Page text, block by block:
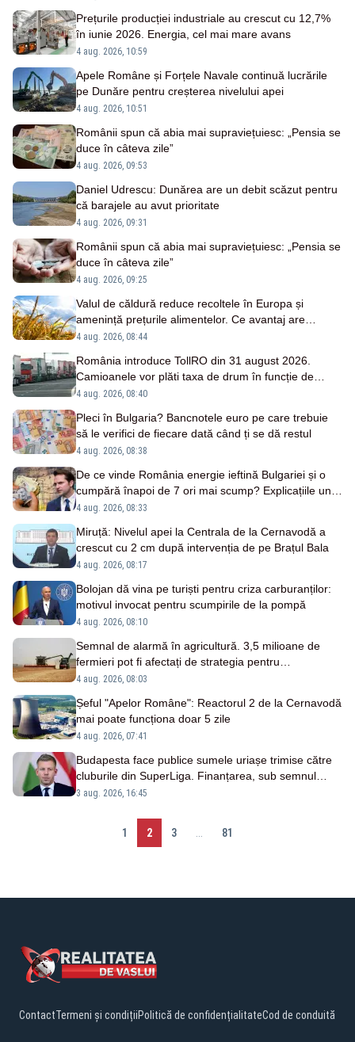
Prețurile producției industriale au crescut cu 12,7%
în iunie 2026. Energia, cel mai mare avans
4 aug. 2026, 10:59
Apele Române și Forțele Navale continuă lucrările
pe Dunăre pentru creșterea nivelului apei
4 aug. 2026, 10:51
Românii spun că abia mai supraviețuiesc: „Pensia se
duce în câteva zile”
4 aug. 2026, 09:53
Daniel Udrescu: Dunărea are un debit scăzut pentru
că barajele au avut prioritate
4 aug. 2026, 09:31
Românii spun că abia mai supraviețuiesc: „Pensia se
duce în câteva zile”
4 aug. 2026, 09:25
Valul de căldură reduce recoltele în Europa și
amenință prețurile alimentelor. Ce avantaj are
România
4 aug. 2026, 08:44
România introduce TollRO din 31 august 2026.
Camioanele vor plăti taxa de drum în funcție de
kilometrii parcurși
4 aug. 2026, 08:40
Pleci în Bulgaria? Bancnotele euro pe care trebuie
să le verifici de fiecare dată când ți se dă restul
4 aug. 2026, 08:38
De ce vinde România energie ieftină Bulgariei și o
cumpără înapoi de 7 ori mai scump? Explicațiile unui
fost ministru
4 aug. 2026, 08:33
Miruță: Nivelul apei la Centrala de la Cernavodă a
crescut cu 2 cm după intervenția de pe Brațul Bala
4 aug. 2026, 08:17
Bolojan dă vina pe turiști pentru criza carburanților:
motivul invocat pentru scumpirile de la pompă
4 aug. 2026, 08:10
Semnal de alarmă în agricultură. 3,5 milioane de
fermieri pot fi afectați de strategia pentru
conservarea biodiversității
4 aug. 2026, 08:03
Șeful "Apelor Române": Reactorul 2 de la Cernavodă
mai poate funcționa doar 5 zile
4 aug. 2026, 07:41
Budapesta face publice sumele uriașe trimise către
cluburile din SuperLiga. Finanțarea, sub semnul
întrebării
3 aug. 2026, 16:45
1 2 3 81
ContactTermeni și condițiiPolitică de confidențialitateCod de conduită